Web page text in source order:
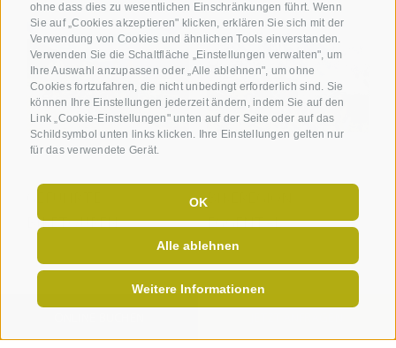
ohne dass dies zu wesentlichen Einschränkungen führt. Wenn
Sie auf „Cookies akzeptieren" klicken, erklären Sie sich mit der
Verwendung von Cookies und ähnlichen Tools einverstanden.
Verwenden Sie die Schaltfläche „Einstellungen verwalten", um
Ihre Auswahl anzupassen oder „Alle ablehnen", um ohne
Cookies fortzufahren, die nicht unbedingt erforderlich sind. Sie
können Ihre Einstellungen jederzeit ändern, indem Sie auf den
Link „Cookie-Einstellungen" unten auf der Seite oder auf das
Schildsymbol unten links klicken. Ihre Einstellungen gelten nur
für das verwendete Gerät.
OK
Alle ablehnen
Weitere Informationen
BIKETOUREN
BIKEREGION
EGGENTAL